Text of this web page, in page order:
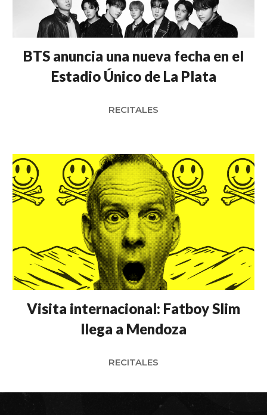
BTS anuncia una nueva fecha en el
Estadio Único de La Plata
RECITALES
Visita internacional: Fatboy Slim
llega a Mendoza
RECITALES